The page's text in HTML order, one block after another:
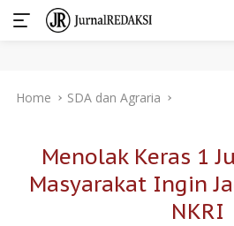
Home SDA dan Agraria
Menolak Keras 1
Masyarakat Ingin
NKRI